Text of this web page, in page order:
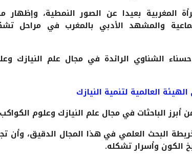
المغربية بعيدا عن الصور النمطية، وإظهار
والمشهد الأدبي بالمغرب في مراحل
حسناء الشناوي الرائدة في مجال علم النيازك
العالمية لتنمية النيازك
أبرز الباحثات في مجال علم النيازك وعلوم
البحث العلمي في هذا المجال الدقيق، وأن
الكون وأسرار تشكله.